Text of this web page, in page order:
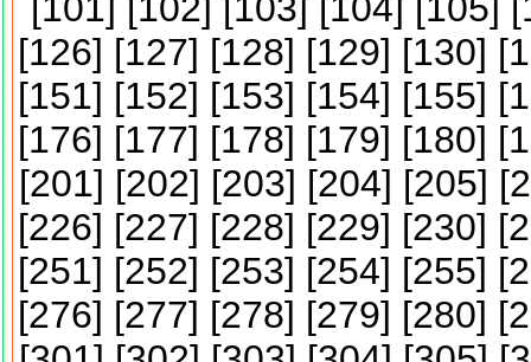
[126] [127] [128] [129] [130] [
[151] [152] [153] [154] [155] [
[176] [177] [178] [179] [180] [
[201] [202] [203] [204] [205] [
[226] [227] [228] [229] [230] [
[251] [252] [253] [254] [255] [
[276] [277] [278] [279] [280] [